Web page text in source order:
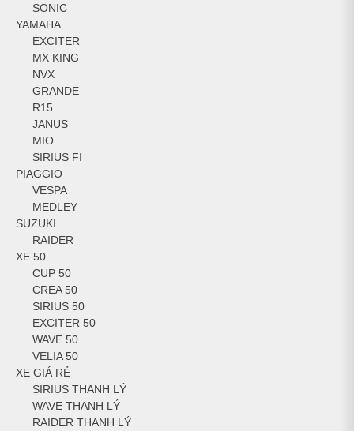
SONIC
YAMAHA
EXCITER
MX KING
NVX
GRANDE
R15
JANUS
MIO
SIRIUS FI
PIAGGIO
VESPA
MEDLEY
SUZUKI
RAIDER
XE 50
CUP 50
CREA 50
SIRIUS 50
EXCITER 50
WAVE 50
VELIA 50
XE GIÁ RẺ
SIRIUS THANH LÝ
WAVE THANH LÝ
RAIDER THANH LÝ